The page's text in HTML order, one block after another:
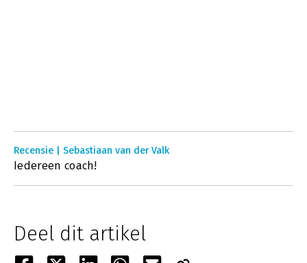
Recensie | Sebastiaan van der Valk
Iedereen coach!
Deel dit artikel